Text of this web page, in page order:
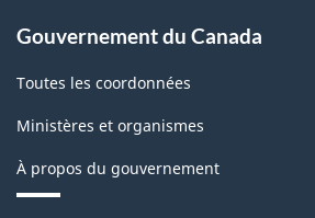
Gouvernement du Canada
Toutes les coordonnées
Ministères et organismes
À propos du gouvernement